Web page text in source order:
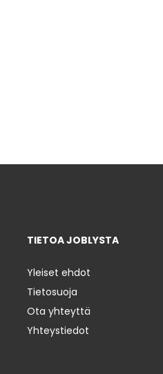
TIETOA JOBLYSTA
Yleiset ehdot
Tietosuoja
Ota yhteyttä
Yhteystiedot